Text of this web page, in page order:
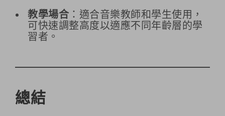
教學場合 ：適合音樂教師和學生使用，
可快速調整高度以適應不同年齡層的學
習者。
總結